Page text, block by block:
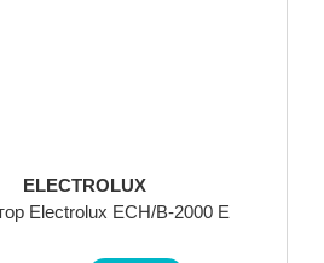
ELECTROLUX
Electrolux ECH/B-2000 E